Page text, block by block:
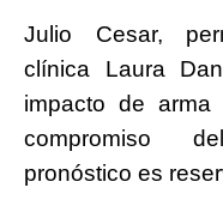
Julio Cesar,
clínica Laura
impacto de
compromiso
pronóstico es